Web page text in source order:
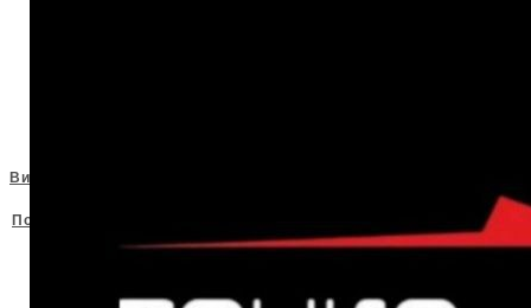
Виды наших работ:
Политика конфиденциальности и согласие
на обработку персональных данных